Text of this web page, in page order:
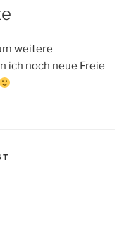
weitere
ich noch neue Freie